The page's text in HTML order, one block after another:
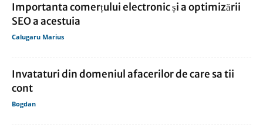
Importanta comerțului electronic și a optimizării
SEO a acestuia
Calugaru Marius
Invataturi din domeniul afacerilor de care sa tii
cont
Bogdan